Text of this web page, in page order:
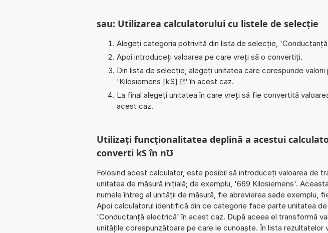
sau: Utilizarea calculatorului cu listele de selecție
Alegeți categoria potrivită din lista de selecție, '
Apoi introduceți valoarea pe care vreți să o convertiți.
Din lista de selecție, alegeți unitatea care corespunde
'Kilosiemens [kS]
' în acest caz.
La final alegeți unitatea în care vreți să fie convertită
acest caz.
Utilizați funcționalitatea deplină a acestui
converti kS în n℧
Folosind acest calculator, este posibil să introduceți valoarea de
unitatea de măsură inițială; de exemplu, '669 Kilosiemens'.
numele întreg al unității de măsură, fie abrevierea sade exemplu,
Apoi calculatorul identifică din ce categorie face parte unitatea de
'Conductanță electrică' în acest caz. După aceea el transformă
unitățile corespunzătoare pe care le cunoaște. În lista rezultatelor